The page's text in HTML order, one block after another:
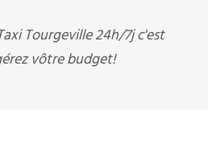
Tourgeville 24h/7j c'est
vôtre budget!